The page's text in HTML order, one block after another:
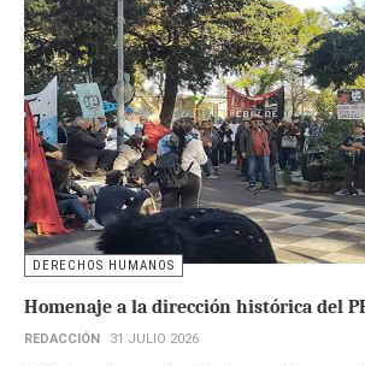
DERECHOS HUMANOS
Homenaje a la dirección histórica del
REDACCIÓN 31 JULIO 2026